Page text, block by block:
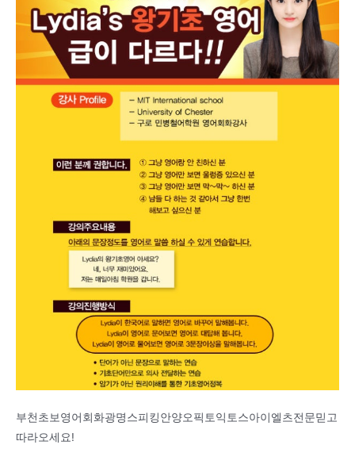
부천초보영어회화광명스피킹안양오픽토익토스아이엘츠전문믿고
따라오세요!